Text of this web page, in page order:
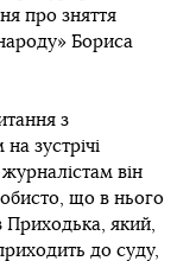
про зняття
Бориса
з
зустрічі
, журналістам він
що в нього
Приходька, який,
до суду,